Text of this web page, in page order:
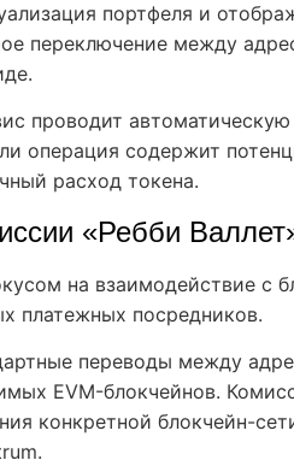
портфеля и
переключение между
проводит автоматическую
операция содержит
расход токена.
«Ребби
на взаимодействие с
платежных посредников.
переводы между
EVM-блокчейнов.
конкретной блокчейн-